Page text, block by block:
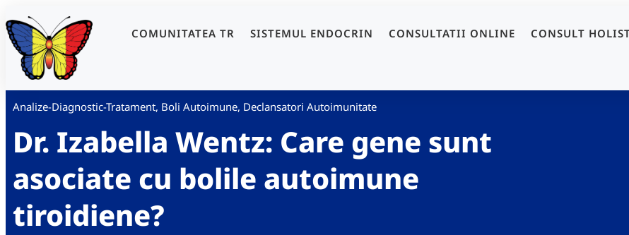
COMUNITATEA TR SISTEMUL ENDOCRIN CONSULTATII ONLINE CONSULT
Analize-Diagnostic-Tratament, Boli Autoimune, Declansatori Autoimunitate
Dr. Izabella Wentz: Care gene sunt
asociate cu bolile autoimune
tiroidiene?